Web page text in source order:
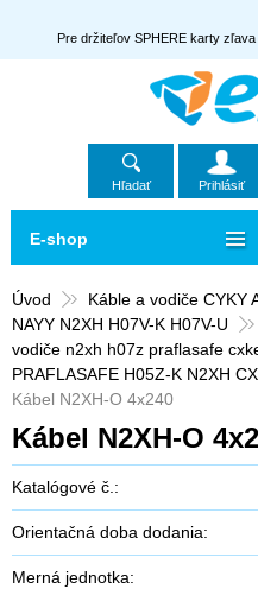
Pre držiteľov SPHERE karty
Hľadať Prihlásiť
Úvod
Káble a vodiče CYKY
NAYY N2XH H07V-K H07V-U
vodiče n2xh h07z praflasafe
PRAFLASAFE H05Z-K N2XH
Kábel N2XH-O 4x240
Kábel N2XH-O
Katalógové č.:
Orientačná doba dodania:
Merná jednotka:
E-shop